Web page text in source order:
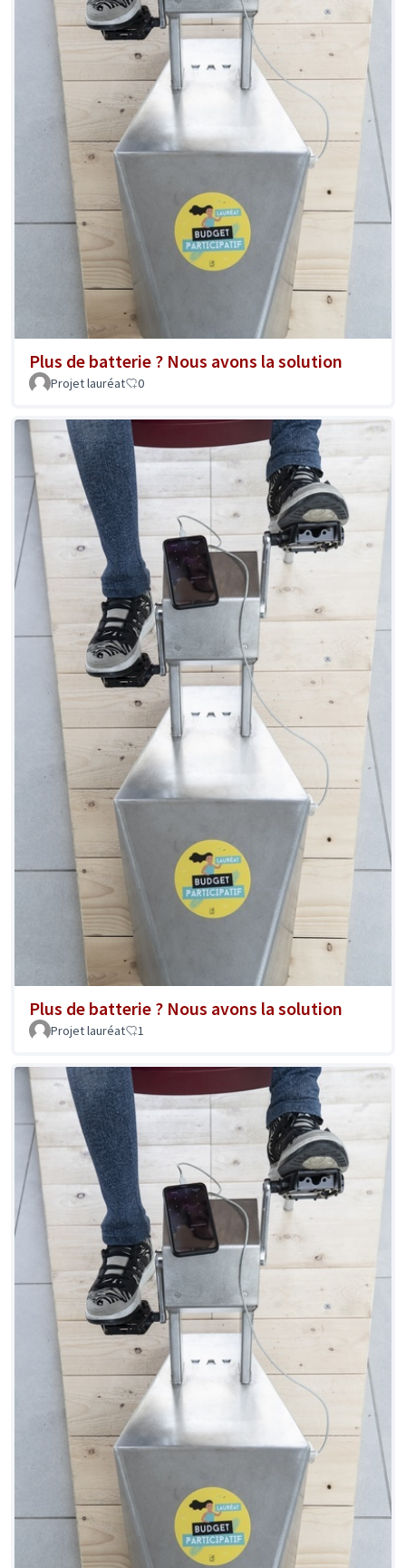
Plus de batterie ? Nous avons la solution
Projet lauréat 0
Plus de batterie ? Nous avons la solution
Projet lauréat 1